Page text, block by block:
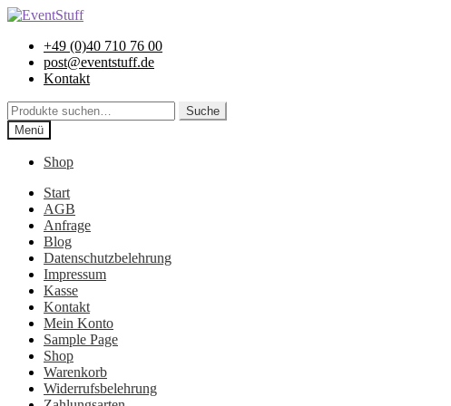
Zur
springen
Zum
springen+49 (0)40 710 76 00
post@eventstuff.de
Kontakt
Suche
nach:
Suche
Menü
Shop
Start
AGB
Anfrage
Blog
Datenschutzbelehrung
Impressum
Kasse
Kontakt
Mein Konto
Sample Page
Shop
Warenkorb
Widerrufsbelehrung